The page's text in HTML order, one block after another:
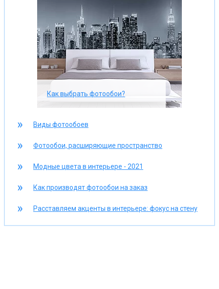
Как выбрать фотообои?
Виды фотообоев
Фотообои, расширяющие пространство
Модные цвета в интерьере - 2021
Как производят фотообои на заказ
Расставляем акценты в интерьере: фокус на стену